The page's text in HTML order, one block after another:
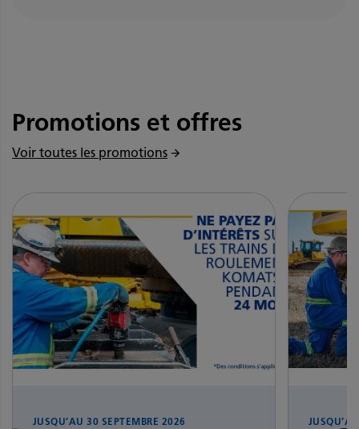
Promotions et offres
Voir toutes les promotions
JUSQU’AU 30 SEPTEMBRE 2026 JUSQU’AU